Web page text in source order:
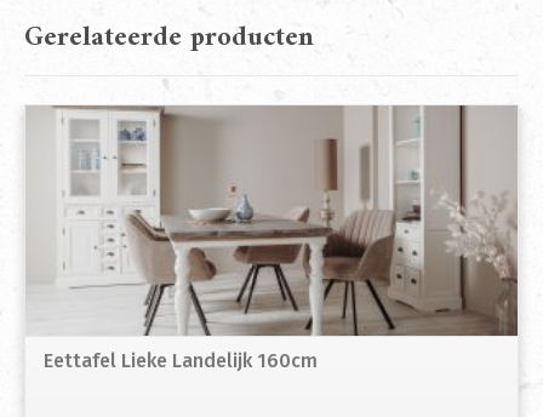
Gerelateerde producten
Eettafel Lieke Landelijk 160cm